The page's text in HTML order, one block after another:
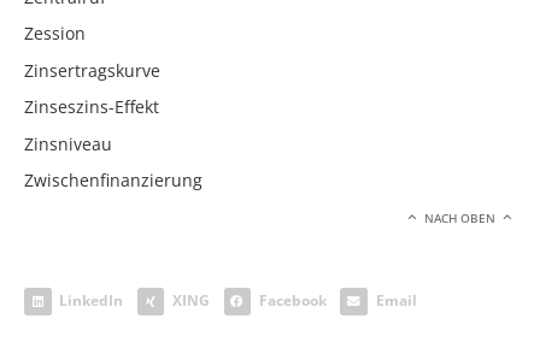
Zession
Zinsertragskurve
Zinseszins-Effekt
Zinsniveau
Zwischenfinanzierung
NACH OBEN
LinkedIn XING Facebook Email